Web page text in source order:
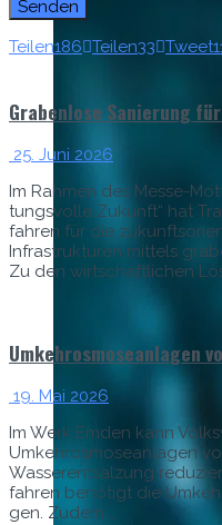
Teilen186 Teilen33 Tweet
Grabenlose Sanierung
25. Juni 2026
Im Rah­men des Messe-
tungsvolle Zukun­ft“ hat
fahren für die
Infra­struk­turen mit­tels
Zu den wirtschaftlichen
Umkehrosmoseanlagen
19. Mai 2026
Im Werk Emden kann
Umkehros­mosean­la­gen
Wasser­entsalzung
fahren benötigt die
gen. Zudem …